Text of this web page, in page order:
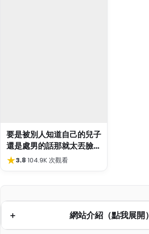
要是被別人知道自己的兒子
還是處男的話那就太丟臉
了！
★3.8·104.9K 次觀看
網站介紹（點我展開）